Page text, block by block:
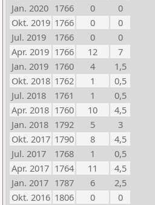
Jan. 2020 1766 0
0
Okt. 2019 1766 0
0
Jul. 2019
1766 0
0
Apr. 2019 1766 12
7
Jan. 2019 1760 4
1,5
Okt. 2018 1762 1
0,5
Jul. 2018
1761 1
0,5
Apr. 2018 1760 10
4,5
Jan. 2018 1792 5
3
Okt. 2017 1790 8
4,5
Jul. 2017
1768 1
0,5
Apr. 2017 1764 11
4,5
Jan. 2017 1787 6
2,5
Okt. 2016 1806 0
0